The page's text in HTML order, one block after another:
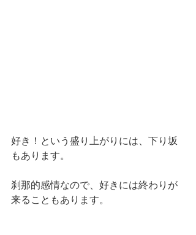
好き！という盛り上がりには、下り坂
もあります。
刹那的感情なので、好きには終わりが
来ることもあります。